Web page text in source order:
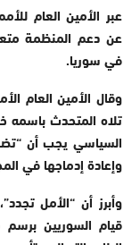
عبر الأمين العام
عن دعم المنظمة
في سوريا.
وقال الأمين العام
تلاه المتحدث باسمه
السياسي يجب أن
وإعادة إدماجها في
وأبرز أن “الأمل
قيام السوريين